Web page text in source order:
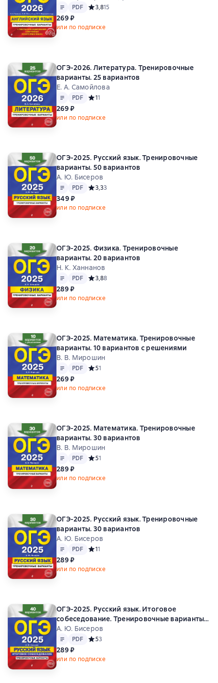
Текст PDF
PDF Средний рейтинг 3,8 на основе 15 оценок
3,815
269 ₽
или по подписке
ОГЭ-2026. Литература. Тренировочные
варианты. 25 вариантов
Е. А. Самойлова
Текст PDF
PDF Средний рейтинг 1 на основе 1 оценок
11
269 ₽
или по подписке
ОГЭ-2025. Русский язык. Тренировочные
варианты. 50 вариантов
А. Ю. Бисеров
Текст PDF
PDF Средний рейтинг 3,3 на основе 3 оценок
3,33
349 ₽
или по подписке
ОГЭ-2025. Физика. Тренировочные
варианты. 20 вариантов
Н. К. Ханнанов
Текст PDF
PDF Средний рейтинг 3,8 на основе 8 оценок
3,88
289 ₽
или по подписке
ОГЭ-2025. Математика. Тренировочные
варианты. 10 вариантов с решениями
В. В. Мирошин
Текст PDF
PDF Средний рейтинг 5 на основе 1 оценок
51
269 ₽
или по подписке
ОГЭ-2025. Математика. Тренировочные
варианты. 30 вариантов
В. В. Мирошин
Текст PDF
PDF Средний рейтинг 5 на основе 1 оценок
51
289 ₽
или по подписке
ОГЭ-2025. Русский язык. Тренировочные
варианты. 30 вариантов
А. Ю. Бисеров
Текст PDF
PDF Средний рейтинг 1 на основе 1 оценок
11
289 ₽
или по подписке
ОГЭ-2025. Русский язык. Итоговое
собеседование. Тренировочные варианты.
40 вариантов
А. Ю. Бисеров
Текст PDF
PDF Средний рейтинг 5 на основе 3 оценок
53
289 ₽
или по подписке